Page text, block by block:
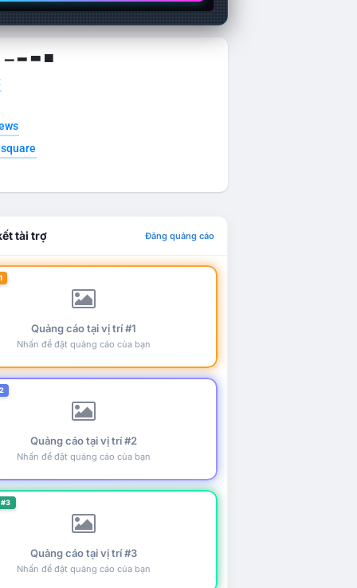
▁ ▂ ▃ ▄
tài trợ Đăng quảng cáo
Quảng cáo tại vị trí #1
Nhấn để đặt quảng cáo của bạn
Quảng cáo tại vị trí #2
Nhấn để đặt quảng cáo của bạn
Quảng cáo tại vị trí #3
Nhấn để đặt quảng cáo của bạn